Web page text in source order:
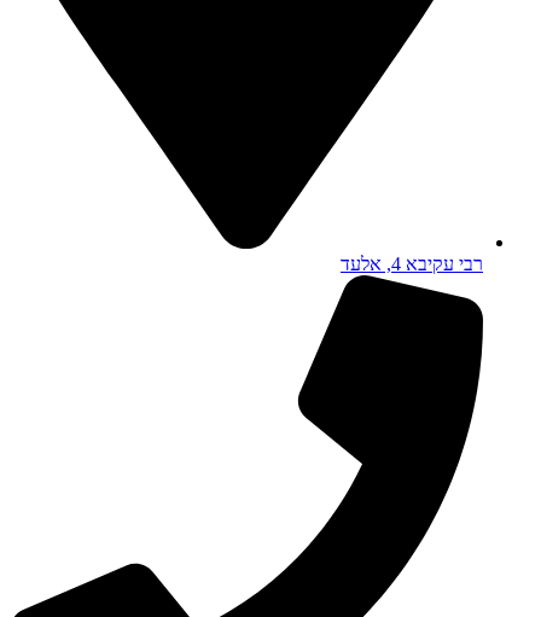
רבי עקיבא 4, אלעד